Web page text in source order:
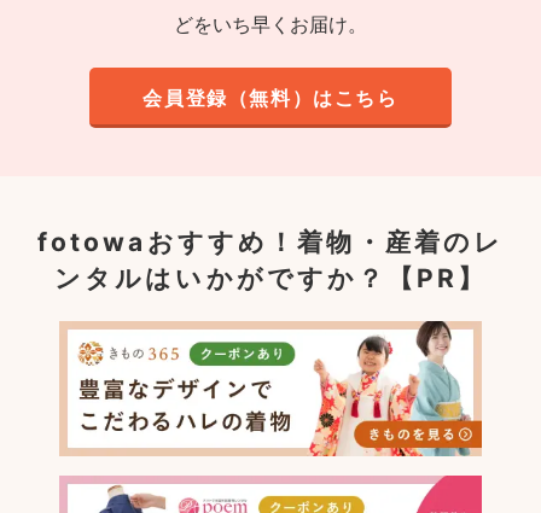
どをいち早くお届け。
会員登録（無料）はこちら
fotowaおすすめ！着物・産着のレ
ンタルはいかがですか？【PR】